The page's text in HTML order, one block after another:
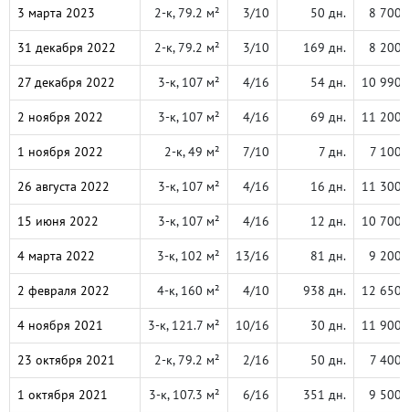
3 марта 2023 2-к, 79.2 м² 3/10 50 дн. 8 700
31 декабря 2022 2-к, 79.2 м² 3/10 169 дн. 8 200
27 декабря 2022 3-к, 107 м² 4/16 54 дн. 10 990
2 ноября 2022 3-к, 107 м² 4/16 69 дн. 11 200
1 ноября 2022 2-к, 49 м² 7/10 7 дн. 7 100
26 августа 2022 3-к, 107 м² 4/16 16 дн. 11 300
15 июня 2022 3-к, 107 м² 4/16 12 дн. 10 700
4 марта 2022 3-к, 102 м² 13/16 81 дн. 9 200
2 февраля 2022 4-к, 160 м² 4/10 938 дн. 12 650
4 ноября 2021 3-к, 121.7 м² 10/16 30 дн. 11 900
23 октября 2021 2-к, 79.2 м² 2/16 50 дн. 7 400
1 октября 2021 3-к, 107.3 м² 6/16 351 дн. 9 500